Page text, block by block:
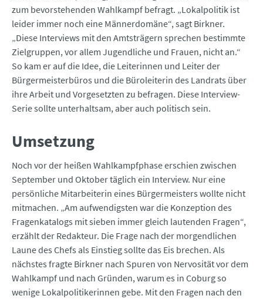
zum bevorstehenden Wahlkampf befragt. „Lokalpolitik ist
leider immer noch eine Männerdomäne“, sagt Birkner.
„Diese Interviews mit den Amtsträgern sprechen bestimmte
Zielgruppen, vor allem Jugendliche und Frauen, nicht an.“
So kam er auf die Idee, die Leiterinnen und Leiter der
Bürgermeisterbüros und die Büroleiterin des Landrats über
ihre Arbeit und Vorgesetzten zu befragen. Diese Interview-
Serie sollte unterhaltsam, aber auch politisch sein.
Umsetzung
Noch vor der heißen Wahlkampfphase erschien zwischen
September und Oktober täglich ein Interview. Nur eine
persönliche Mitarbeiterin eines Bürgermeisters wollte nicht
mitmachen. „Am aufwendigsten war die Konzeption des
Fragenkatalogs mit sieben immer gleich lautenden Fragen“,
erzählt der Redakteur. Die Frage nach der morgendlichen
Laune des Chefs als Einstieg sollte das Eis brechen. Als
nächstes fragte Birkner nach Spuren von Nervosität vor dem
Wahlkampf und nach Gründen, warum es in Coburg so
wenige Lokalpolitikerinnen gebe. Mit den Fragen nach den